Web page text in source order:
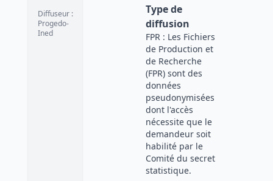
Diffuseur :
Progedo-
Ined
Type de
diffusion
FPR : Les Fichiers
de Production et
de Recherche
(FPR) sont des
données
pseudonymisées
dont l'accès
nécessite que le
demandeur soit
habilité par le
Comité du secret
statistique.